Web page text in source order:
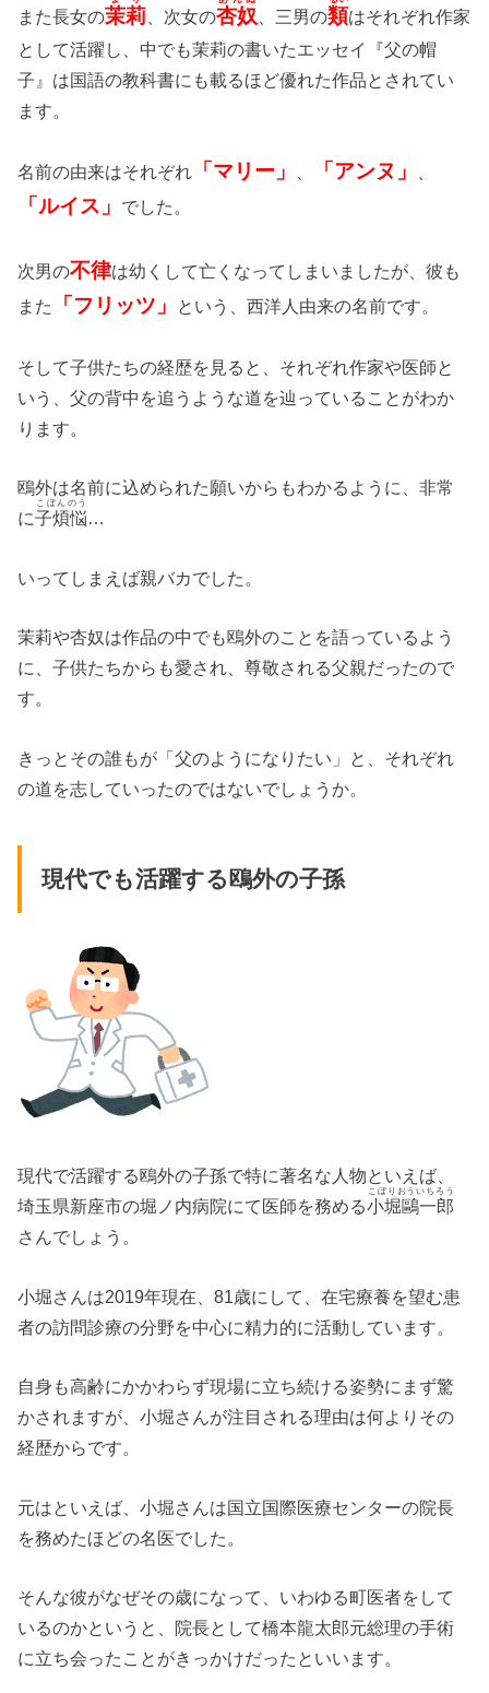
また長女の茉莉 、次女の杏奴 、三男の類はそれぞれ作家
として活躍し、中でも茉莉の書いたエッセイ『父の帽
子』は国語の教科書にも載るほど優れた作品とされてい
ます。
名前の由来はそれぞれ 「マリー」 「アンヌ」
「ルイス」 でした。
次男の不律は幼くして亡くなってしまいましたが、彼も
また
「フリッツ」 という、西洋人由来の名前です。
そして子供たちの経歴を見ると、それぞれ作家や医師と
いう、父の背中を追うような道を辿っていることがわか
ります。
鴎外は名前に込められた願いからもわかるように、非常
に子煩悩
こぼんのう
…
いってしまえば親バカでした。
茉莉や杏奴は作品の中でも鴎外のことを語っているよう
に、子供たちからも愛され、尊敬される父親だったので
す。
きっとその誰もが「父のようになりたい」と、それぞれ
の道を志していったのではないでしょうか。
現代でも活躍する鴎外の子孫
現代で活躍する鴎外の子孫で特に著名な人物といえば、
埼玉県新座市の堀ノ内病院にて医師を務める小堀鷗一郎
こぼりおういちろう
さんでしょう。
小堀さんは2019年現在、81歳にして、在宅療養を望む患
者の訪問診療の分野を中心に精力的に活動しています。
自身も高齢にかかわらず現場に立ち続ける姿勢にまず驚
かされますが、小堀さんが注目される理由は何よりその
経歴からです。
元はといえば、小堀さんは国立国際医療センターの院長
を務めたほどの名医でした。
そんな彼がなぜその歳になって、いわゆる町医者をして
いるのかというと、院長として橋本龍太郎元総理の手術
に立ち会ったことがきっかけだったといいます。